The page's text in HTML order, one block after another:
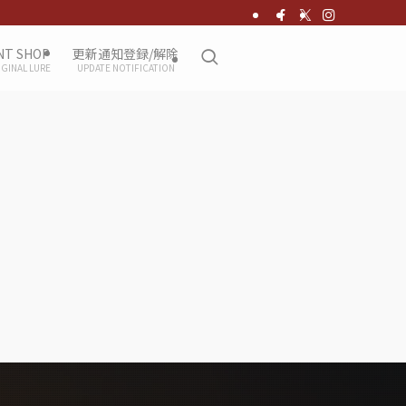
SHOP
LURE
更新通知登録/解除
UPDATE NOTIFICATION